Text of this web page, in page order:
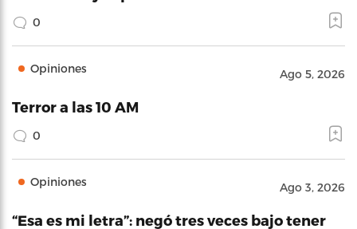
0
Opiniones Ago 5, 2026
Terror a las 10 AM
0
Opiniones Ago 3, 2026
“Esa es mi letra”: negó tres veces bajo tener